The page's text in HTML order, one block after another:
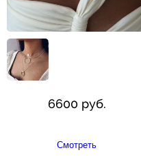
6600 руб.
Смотреть